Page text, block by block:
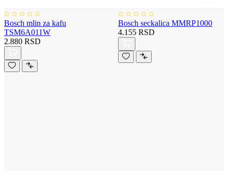
Bosch mlin za kafu
TSM6A011W
2.880 RSD
Bosch seckalica MMRP1000
4.155 RSD